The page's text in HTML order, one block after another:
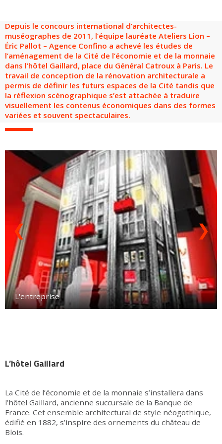
FR EN
Depuis le concours international d’architectes-
muséographes de 2011, l’équipe lauréate Ateliers Lion –
Éric Pallot – Agence Confino a achevé les études de
l’aménagement de la Cité de l’économie et de la monnaie
dans l’hôtel Gaillard, place du Général Catroux à Paris. Le
travail de conception de la rénovation architecturale a
permis de définir les futurs espaces de la Cité tandis que
la réflexion scénographique s’est attachée à traduire
visuellement les contenus économiques dans des formes
variées et souvent spectaculaires.
L'entreprise
❮ ❯
L’hôtel Gaillard
La Cité de l’économie et de la monnaie s’installera dans
l’hôtel Gaillard, ancienne succursale de la Banque de
France. Cet ensemble architectural de style néogothique,
édifié en 1882, s’inspire des ornements du château de
Blois.